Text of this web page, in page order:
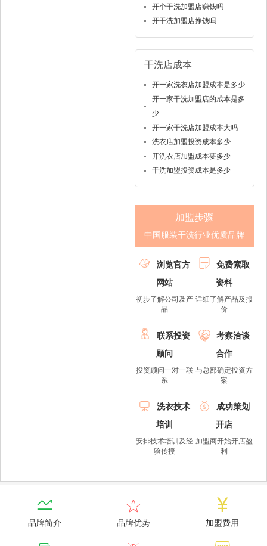
开个干洗加盟店赚钱吗
开干洗加盟店挣钱吗
干洗店成本
开一家洗衣店加盟成本是多少
开一家干洗加盟店的成本是多
少
开一家干洗店加盟成本大吗
洗衣店加盟投资成本多少
开洗衣店加盟成本要多少
干洗加盟投资成本是多少
加盟步骤
中国服装干洗行业优质品牌

浏览官方
网站
初步了解公司及产
品

免费索取
资料
详细了解产品及报
价

联系投资
顾问
投资顾问一对一联
系

考察洽谈
合作
与总部确定投资方
案

洗衣技术
培训
安排技术培训及经
验传授

成功策划
开店
加盟商开始开店盈
利

品牌简介

品牌优势

加盟费用